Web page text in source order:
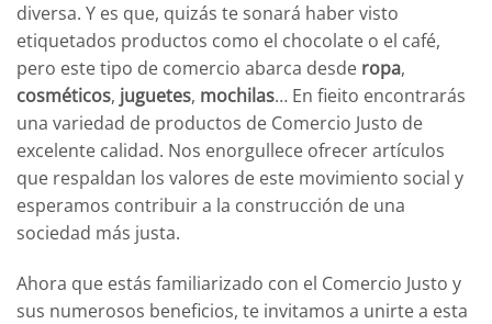
diversa. Y es que, quizás te sonará haber visto
etiquetados productos como el chocolate o el café,
pero este tipo de comercio abarca desde ropa,
cosméticos, juguetes, mochilas… En fieito encontrarás
una variedad de productos de Comercio Justo de
excelente calidad. Nos enorgullece ofrecer artículos
que respaldan los valores de este movimiento social y
esperamos contribuir a la construcción de una
sociedad más justa.
Ahora que estás familiarizado con el Comercio Justo y
sus numerosos beneficios, te invitamos a unirte a esta